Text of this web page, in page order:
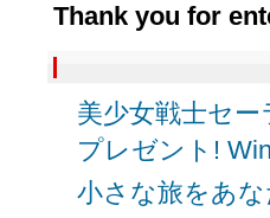
Thank you for
美少女戦士セ
プレゼント!
小さな旅をあ